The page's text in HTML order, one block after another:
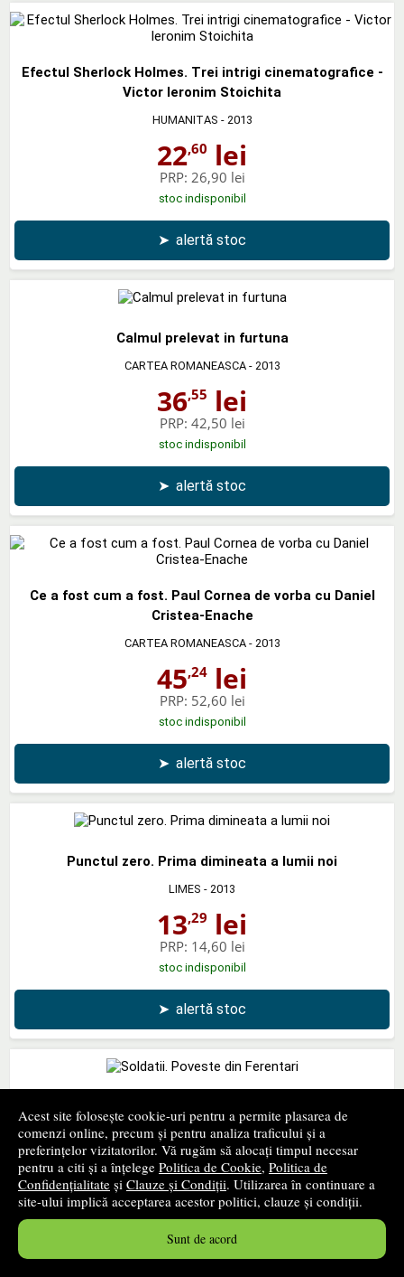
Acest site folosește cookie-uri pentru a permite plasarea de
comenzi online, precum și pentru analiza traficului și a
preferințelor vizitatorilor. Vă rugăm să alocați timpul necesar
pentru a citi și a înțelege Politica de Cookie, Politica de
Confidențialitate și Clauze și Condiții. Utilizarea în continuare a
site-ului implică acceptarea acestor politici, clauze și condiții.
Sunt de acord
Efectul Sherlock Holmes. Trei intrigi cinematografice -
Victor Ieronim Stoichita
HUMANITAS - 2013
22,60 lei
PRP: 26,90 lei
stoc indisponibil
➤ alertă stoc
Calmul prelevat in furtuna
CARTEA ROMANEASCA- 2013
36,55 lei
PRP: 42,50 lei
stoc indisponibil
➤ alertă stoc
Ce a fost cum a fost. Paul Cornea de vorba cu Daniel
Cristea-Enache
CARTEA ROMANEASCA- 2013
45,24 lei
PRP: 52,60 lei
stoc indisponibil
➤ alertă stoc
Punctul zero. Prima dimineata a lumii noi
LIMES - 2013
13,29 lei
PRP: 14,60 lei
stoc indisponibil
➤ alertă stoc
POLIROM - 2013
25,35lei
PRP:31,30 lei
stoc indisponibil